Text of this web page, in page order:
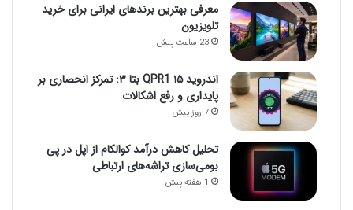
معرفی بهترین برندهای ایرانی برای خرید
تلویزیون
23 ساعت پیش
اندروید ۱۵ QPR1 بتا ۳: تمرکز انحصاری بر
پایداری و رفع اشکالات
7 روز پیش
تحلیل کاهش درآمد کوالکام از اپل در پی
بومی‌سازی تراشه‌های ارتباطی
1 هفته پیش